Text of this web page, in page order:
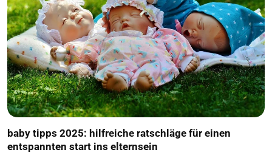
baby tipps 2025: hilfreiche ratschläge für einen
entspannten start ins elternsein